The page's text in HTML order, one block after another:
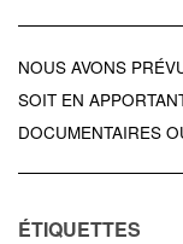
NOUS AVONS
SOIT EN
DOCUMENTAIRES
ÉTIQUETTES